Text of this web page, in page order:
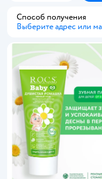
Способ получения
Выберите адрес или